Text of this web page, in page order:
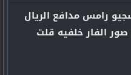
رامس مدافع الريال
الفار خلفيه قلت